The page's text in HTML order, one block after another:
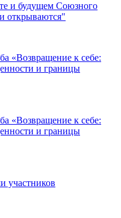
и будущем Союзного
открываются"
«Возвращение к себе:
и границы
«Возвращение к себе:
и границы
участников